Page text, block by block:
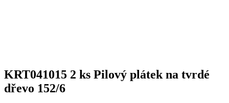
KRT041015 2 ks Pilový plátek na tvrdé
dřevo 152/6